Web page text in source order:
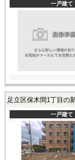
一戸建て
足立区保木間1丁目の
一戸建て